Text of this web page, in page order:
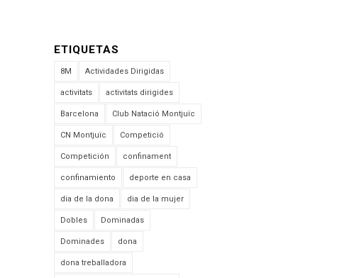
ETIQUETAS
8M Actividades Dirigidas
activitats activitats dirigides
Barcelona Club Natació Montjuïc
CN Montjuïc Competició
Competición confinament
confinamiento deporte en casa
dia de la dona dia de la mujer
Dobles Dominadas
Dominades dona
dona treballadora